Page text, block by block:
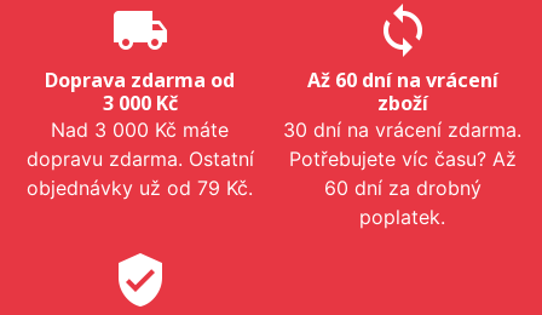
local_shipping
Doprava zdarma od
3 000 Kč
Nad 3 000 Kč máte
dopravu zdarma. Ostatní
objednávky už od 79 Kč.
sync
Až 60 dní na vrácení
zboží
30 dní na vrácení zdarma.
Potřebujete víc času? Až
60 dní za drobný
poplatek.
verified_user